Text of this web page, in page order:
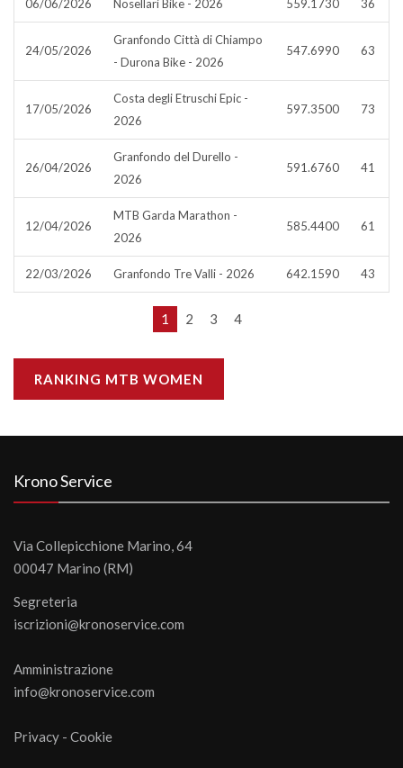
06/06/2026 Nosellari Bike - 2026 559.1730 36
24/05/2026
Granfondo Città di Chiampo
- Durona Bike - 2026
547.6990 63
17/05/2026
Costa degli Etruschi Epic -
2026
597.3500 73
26/04/2026
Granfondo del Durello -
2026
591.6760 41
12/04/2026
MTB Garda Marathon -
2026
585.4400 61
22/03/2026 Granfondo Tre Valli - 2026 642.1590 43
1 2 3 4
RANKING MTB WOMEN
Krono Service
Via Collepicchione Marino, 64
00047 Marino (RM)
Segreteria
iscrizioni@kronoservice.com
Amministrazione
info@kronoservice.com
Privacy - Cookie